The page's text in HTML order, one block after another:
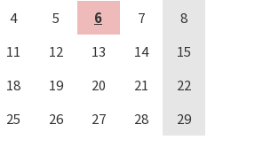
4 5 6 7
8
11 12 13 14
15
18 19 20 21
22
25 26 27 28
29